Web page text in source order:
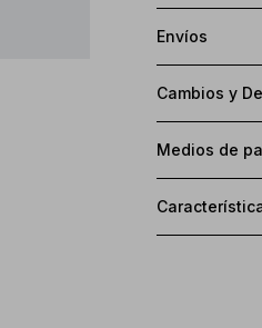
Envíos
Cambios y
Medios de